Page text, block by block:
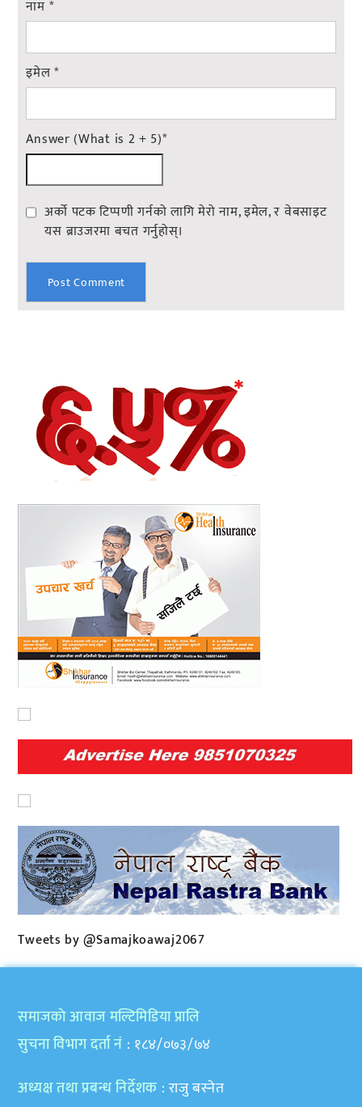
नाम *
इमेल*
Answer (What is 2 + 5)*
अर्को पटक टिप्पणी गर्नको लागि मेरो नाम, इमेल, र वेबसाइट
यस ब्राउजरमा बचत गर्नुहोस्।
Tweets by @Samajkoawaj2067
समाजकाे आवाज मल्टिमिडिया प्रालि
सुचना विभाग दर्ता नं : १८४/०७३/७४
अध्यक्ष तथा प्रबन्ध निर्देशक : राजु बस्नेत